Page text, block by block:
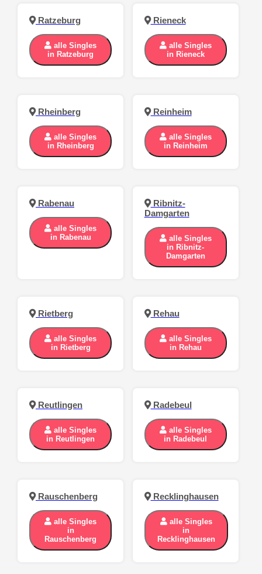
Ratzeburg
alle Singles
in Ratzeburg
Rieneck
alle Singles
in Rieneck
Rheinberg
alle Singles
in Rheinberg
Reinheim
alle Singles
in Reinheim
Rabenau
alle Singles
in Rabenau
Ribnitz-
Damgarten
alle Singles
in Ribnitz-
Damgarten
Rietberg
alle Singles
in Rietberg
Rehau
alle Singles
in Rehau
Reutlingen
alle Singles
in Reutlingen
Radebeul
alle Singles
in Radebeul
Rauschenberg
alle Singles
in
Rauschenberg
Recklinghausen
alle Singles
in
Recklinghausen